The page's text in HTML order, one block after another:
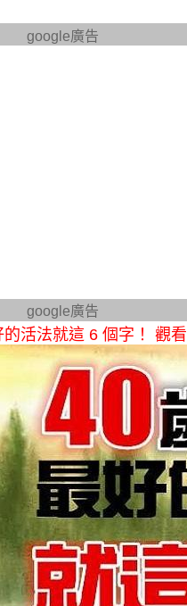
google廣告
google廣告
的活法就這 6 個字！ 觀